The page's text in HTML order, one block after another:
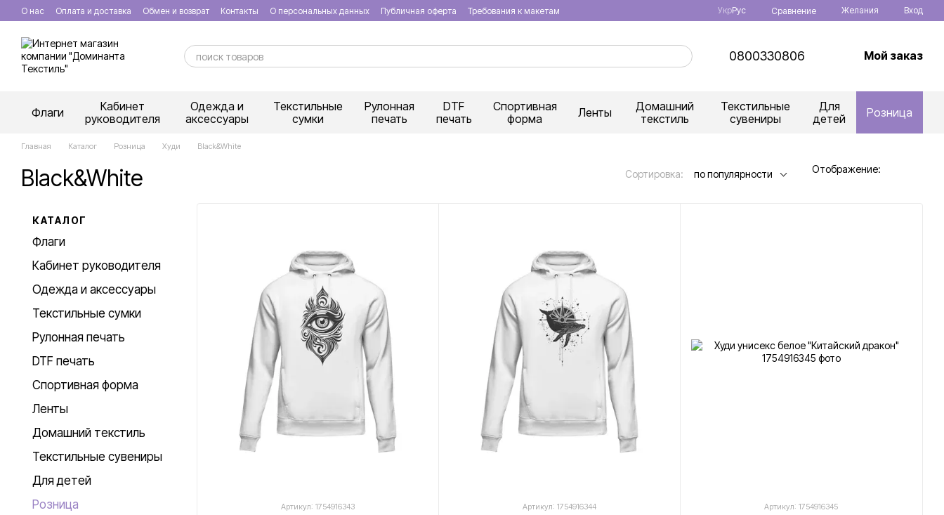
Перейти к основному контенту
О нас Оплата и доставка Обмен и возврат Контакты О персональных данных Публичная оферта Требования к макетам УкрРус Сравнение Желания Вход
0800330806 Мой заказ
Флаги
Кабинет
руководителя
Одежда и
аксессуары
Текстильные
сумки
Рулонная
печать
DTF
печать
Спортивная
форма
Ленты
Домашний
текстиль
Текстильные
сувениры
Для
детей
Розница
Главная Каталог Розница Худи Black&White
Black&White Сортировка: по популярности Отображение:
Артикул: 1754916343 Артикул: 1754916344 Артикул: 1754916345
КАТАЛОГ
Флаги
Кабинет руководителя
Одежда и аксессуары
Текстильные сумки
Рулонная печать
DTF печать
Спортивная форма
Ленты
Домашний текстиль
Текстильные сувениры
Для детей
Розница